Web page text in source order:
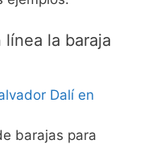
línea la baraja
Dalí en
barajas para